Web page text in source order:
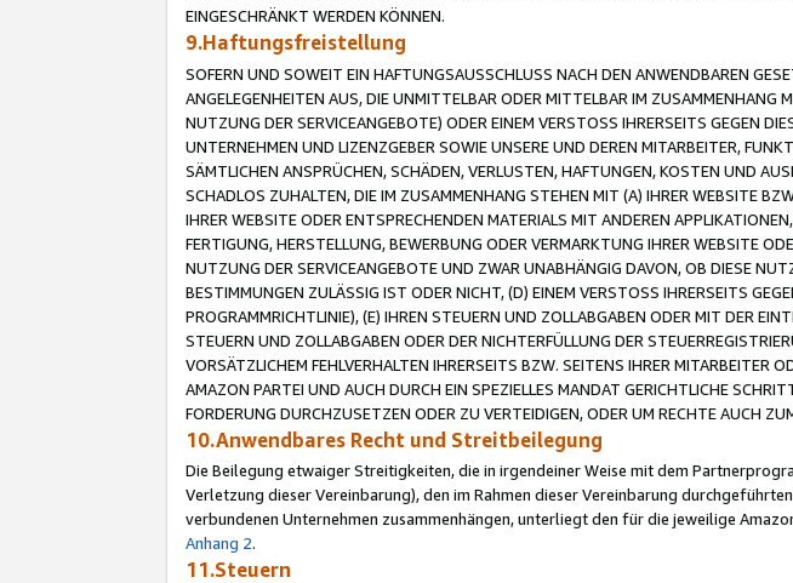
EINGESCHRÄNKT WERDEN KÖNNEN.
9.Haftungsfreistellung
SOFERN UND SOWEIT EIN HAFTUNGSAUSSCHLUSS NACH DEN ANWENDBAREN
ANGELEGENHEITEN AUS, DIE UNMITTELBAR ODER MITTELBAR IM ZUSAMMENHANG
NUTZUNG DER SERVICEANGEBOTE) ODER EINEM VERSTOSS IHRERSEITS GEGEN
UNTERNEHMEN UND LIZENZGEBER SOWIE UNSERE UND DEREN MITARBEITER,
SÄMTLICHEN ANSPRÜCHEN, SCHÄDEN, VERLUSTEN, HAFTUNGEN, KOSTEN UND
SCHADLOS ZUHALTEN, DIE IM ZUSAMMENHANG STEHEN MIT (A) IHRER WEBSITE
IHRER WEBSITE ODER ENTSPRECHENDEN MATERIALS MIT ANDEREN
FERTIGUNG, HERSTELLUNG, BEWERBUNG ODER VERMARKTUNG IHRER WEBSITE
NUTZUNG DER SERVICEANGEBOTE UND ZWAR UNABHÄNGIG DAVON, OB DIESE
BESTIMMUNGEN ZULÄSSIG IST ODER NICHT, (D) EINEM VERSTOSS IHRERSEITS
PROGRAMMRICHTLINIE), (E) IHREN STEUERN UND ZOLLABGABEN ODER MIT DER
STEUERN UND ZOLLABGABEN ODER DER NICHTERFÜLLUNG DER
VORSÄTZLICHEM FEHLVERHALTEN IHRERSEITS BZW. SEITENS IHRER MITARBEITER
AMAZON PARTEI UND AUCH DURCH EIN SPEZIELLES MANDAT GERICHTLICHE
FORDERUNG DURCHZUSETZEN ODER ZU VERTEIDIGEN, ODER UM RECHTE AUCH
10.Anwendbares Recht und Streitbeilegung
Die Beilegung etwaiger Streitigkeiten, die in irgendeiner Weise mit dem
Verletzung dieser Vereinbarung), den im Rahmen dieser Vereinbarung
verbundenen Unternehmen zusammenhängen, unterliegt den für die jeweilige
Anhang 2.
11.Steuern